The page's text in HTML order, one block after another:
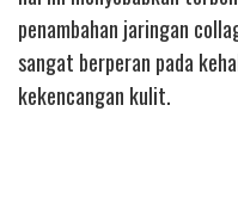
penambahan jaringan
sangat berperan pada
kekencangan kulit.